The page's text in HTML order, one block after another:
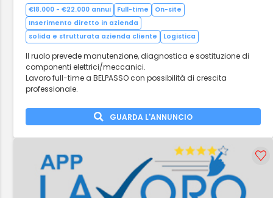
€18.000 - €22.000 annui Full-time
On-site
Inserimento diretto in azienda
solida e strutturata azienda cliente
Logistica
Il ruolo prevede manutenzione, diagnostica e sostituzione di
componenti elettrici/meccanici.
Lavoro full-time a BELPASSO con possibilità di crescita
professionale.
GUARDA L'ANNUNCIO